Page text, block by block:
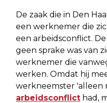
De zaak die in Den
een werknemer die
een arbeidsconflict.
geen sprake was van
werknemer die
werken. Omdat hij
werkneemster 'alleen
arbeidsconflict had,